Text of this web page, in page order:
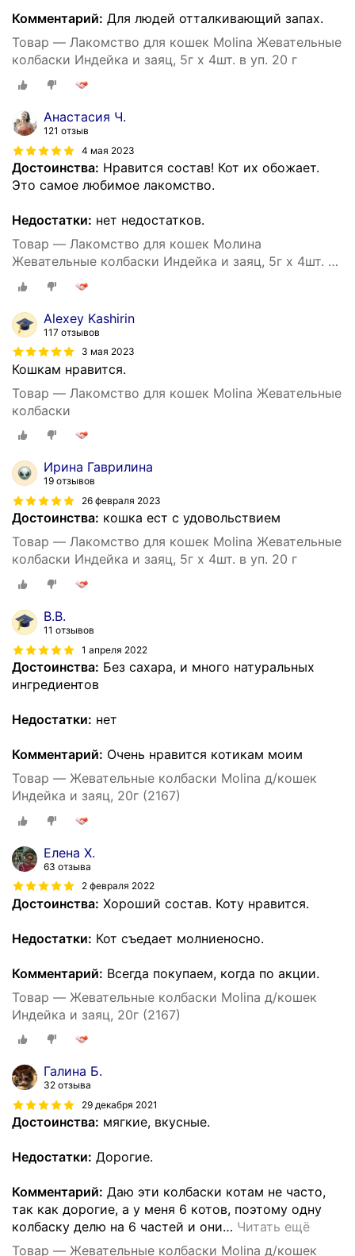
Комментарий: Для людей отталкивающий запах.
Товар — Лакомство для кошек Molina Жевательные
колбаски Индейка и заяц, 5г х 4шт. в уп. 20 г
Анастасия Ч.
121 отзыв
4 мая 2023
Достоинства: Нравится состав! Кот их обожает.
Это самое любимое лакомство.
Недостатки: нет недостатков.
Товар — Лакомство для кошек Молина
Жевательные колбаски Индейка и заяц, 5г х 4шт. в
уп. 20 г
Alexey Kashirin
117 отзывов
3 мая 2023
Кошкам нравится.
Товар — Лакомство для кошек Molina Жевательные
колбаски
Ирина Гаврилина
19 отзывов
26 февраля 2023
Достоинства: кошка ест с удовольствием
Товар — Лакомство для кошек Molina Жевательные
колбаски Индейка и заяц, 5г х 4шт. в уп. 20 г
В.В.
11 отзывов
1 апреля 2022
Достоинства: Без сахара, и много натуральных
ингредиентов
Недостатки: нет
Комментарий: Очень нравится котикам моим
Товар — Жевательные колбаски Molina д/кошек
Индейка и заяц, 20г (2167)
Елена Х.
63 отзыва
2 февраля 2022
Достоинства: Хороший состав. Коту нравится.
Недостатки: Кот съедает молниеносно.
Комментарий: Всегда покупаем, когда по акции.
Товар — Жевательные колбаски Molina д/кошек
Индейка и заяц, 20г (2167)
Галина Б.
32 отзыва
29 декабря 2021
Достоинства: мягкие, вкусные.
Недостатки: Дорогие.
Комментарий: Даю эти колбаски котам не часто,
так как дорогие, а у меня 6 котов, поэтому одну
колбаску делю на 6 частей и они… Читать ещё
Товар — Жевательные колбаски Molina д/кошек